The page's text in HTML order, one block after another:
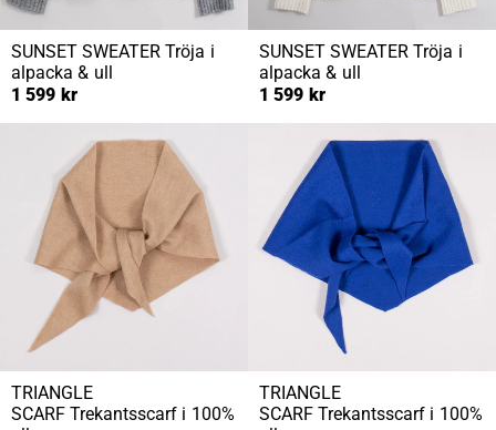
SUNSET SWEATER Tröja i
alpacka & ull
1 599 kr
SUNSET SWEATER Tröja i
alpacka & ull
1 599 kr
TRIANGLE
SCARF Trekantsscarf i 100%
TRIANGLE
SCARF Trekantsscarf i 100%